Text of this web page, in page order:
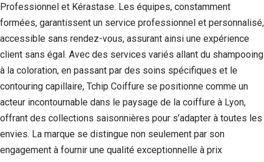
Professionnel et Kérastase. Les équipes, constamment
formées, garantissent un service professionnel et personnalisé,
accessible sans rendez-vous, assurant ainsi une expérience
client sans égal. Avec des services variés allant du shampooing
à la coloration, en passant par des soins spécifiques et le
contouring capillaire, Tchip Coiffure se positionne comme un
acteur incontournable dans le paysage de la coiffure à Lyon,
offrant des collections saisonnières pour s’adapter à toutes les
envies. La marque se distingue non seulement par son
engagement à fournir une qualité exceptionnelle à prix
dont le site
Web est
utilisé.
Experience
Afin que notre
fonctionne
aussi bien que
possible lors
de votre visite.
Si vous